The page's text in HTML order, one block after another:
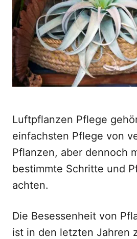
o
n
Luftpflanzen Pflege
einfachsten Pflege von
Pflanzen, aber dennoch
bestimmte Schritte und
achten.
Die Besessenheit von
ist in den letzten Jahren